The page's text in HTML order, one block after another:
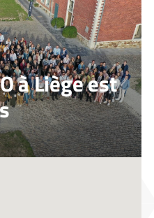
à Liège est